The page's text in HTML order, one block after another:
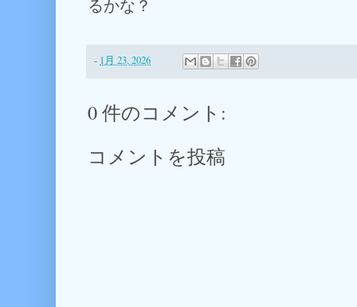
るかな？
- 1月 23, 2026
0 件のコメント:
コメントを投稿